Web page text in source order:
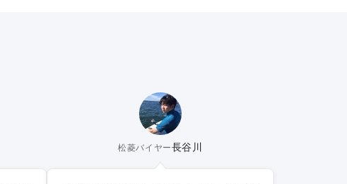
松菱バイヤー長谷川